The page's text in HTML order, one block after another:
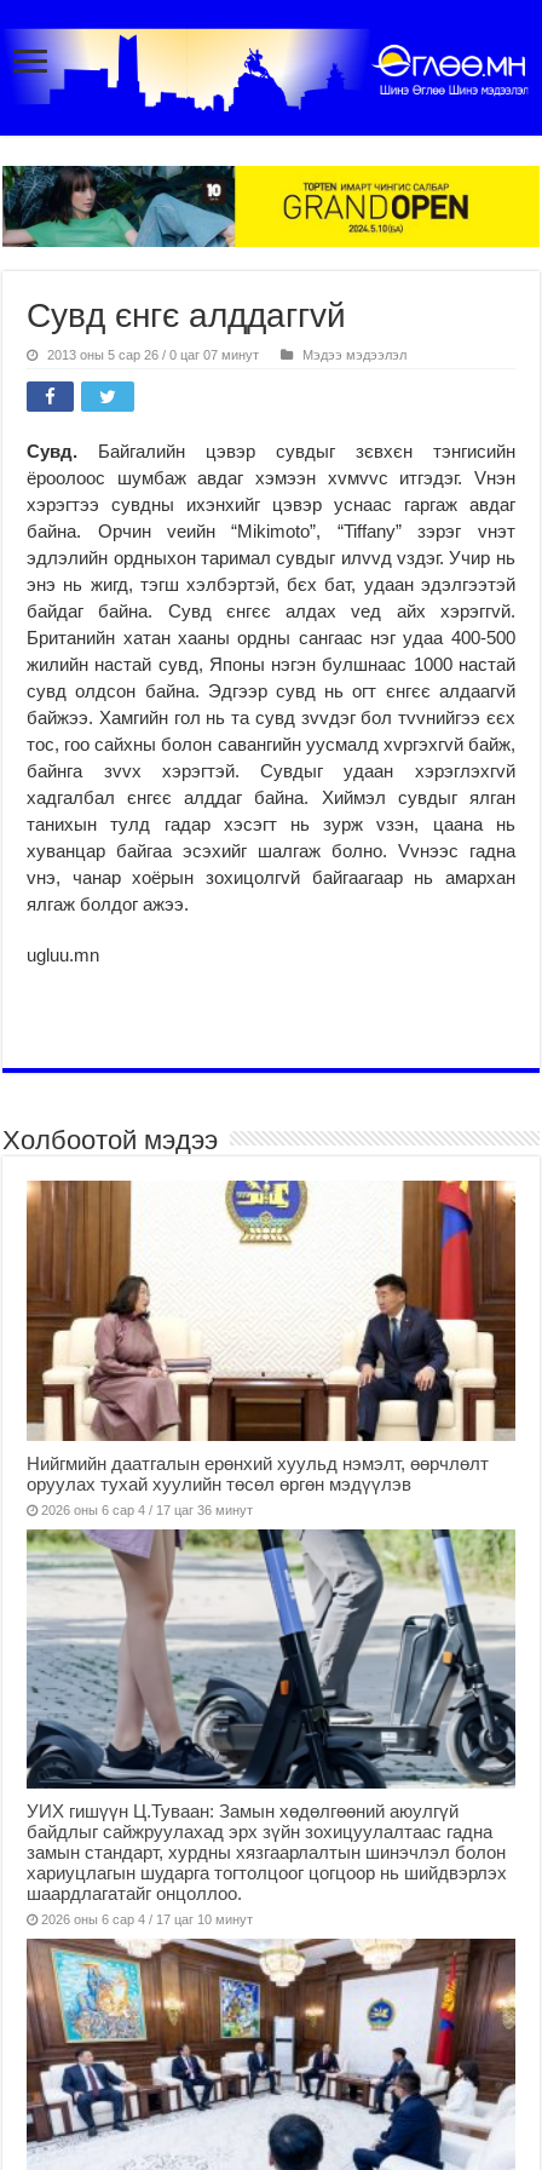
Сувд єнгє алддаггvй
2013 оны 5 сар 26 / 0 цаг 07 минут Мэдээ мэдээлэл
Сувд. Байгалийн цэвэр сувдыг зєвхєн тэнгисийн
ёроолоос шумбаж авдаг хэмээн хvмvvс итгэдэг. Vнэн
хэрэгтээ сувдны ихэнхийг цэвэр уснаас гаргаж авдаг
байна. Орчин vеийн “Mikimoto”, “Tiffany” зэрэг vнэт
эдлэлийн ордныхон таримал сувдыг илvvд vздэг. Учир нь
энэ нь жигд, тэгш хэлбэртэй, бєх бат, удаан эдэлгээтэй
байдаг байна. Сувд єнгєє алдах vед айх хэрэггvй.
Британийн хатан хааны ордны сангаас нэг удаа 400-500
жилийн настай сувд, Японы нэгэн булшнаас 1000 настай
сувд олдсон байна. Эдгээр сувд нь огт єнгєє алдаагvй
байжээ. Хамгийн гол нь та сувд зvvдэг бол тvvнийгээ єєх
тос, гоо сайхны болон савангийн уусмалд хvргэхгvй байж,
байнга зvvх хэрэгтэй. Сувдыг удаан хэрэглэхгvй
хадгалбал єнгєє алддаг байна. Хиймэл сувдыг ялган
танихын тулд гадар хэсэгт нь зурж vзэн, цаана нь
хуванцар байгаа эсэхийг шалгаж болно. Vvнээс гадна
vнэ, чанар хоёрын зохицолгvй байгаагаар нь амархан
ялгаж болдог ажээ.
ugluu.mn
Холбоотой мэдээ
Нийгмийн даатгалын ерөнхий хуульд нэмэлт, өөрчлөлт
оруулах тухай хуулийн төсөл өргөн мэдүүлэв
2026 оны 6 сар 4 / 17 цаг 36 минут
УИХ гишүүн Ц.Туваан: Замын хөдөлгөөний аюулгүй
байдлыг сайжруулахад эрх зүйн зохицуулалтаас гадна
замын стандарт, хурдны хязгаарлалтын шинэчлэл болон
хариуцлагын шударга тогтолцоог цогцоор нь шийдвэрлэх
шаардлагатайг онцоллоо.
2026 оны 6 сар 4 / 17 цаг 10 минут